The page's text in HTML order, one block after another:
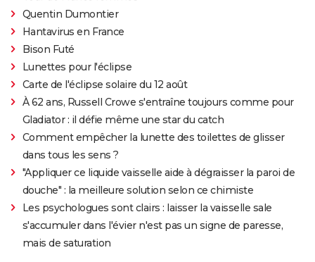
The Brutalist : la critique est unanime, voici pourquoi
il faut absolument voir ce film au cinéma
The Father : synopsis, casting, critiques, bande-
annonce, seance, streaming...
Les Passagers de la nuit
"Babylon" : critiques, séances, avis, casting,
streaming, bande-annonce...
Rocky
Almodóvar ? Ce qu'en disent les critiques presse
The Whale
Quentin Dumontier
Hantavirus en France
Bison Futé
Lunettes pour l'éclipse
Carte de l'éclipse solaire du 12 août
À 62 ans, Russell Crowe s'entraîne toujours comme pour
Gladiator : il défie même une star du catch
Comment empêcher la lunette des toilettes de glisser
dans tous les sens ?
"Appliquer ce liquide vaisselle aide à dégraisser la paroi de
douche" : la meilleure solution selon ce chimiste
Les psychologues sont clairs : laisser la vaisselle sale
s'accumuler dans l'évier n'est pas un signe de paresse,
mais de saturation